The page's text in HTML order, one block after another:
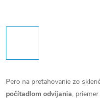
Pero na preťahovanie zo
počítadlom odvíjania,